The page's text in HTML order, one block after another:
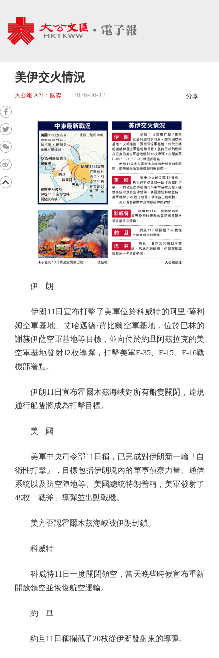
美伊交火情況
大公報 A21：國際 2026-06-12 分享
伊 朗
伊朗11日宣布打擊了美軍位於科威特的阿里·薩利
姆空軍基地、艾哈邁德·賈比爾空軍基地，位於巴林的
謝赫伊薩空軍基地等目標，並向位於約旦阿茲拉克的美
空軍基地發射12枚導彈，打擊美軍F-35、F-15、F-16戰
機部署點。
伊朗11日宣布霍爾木茲海峽對所有船隻關閉，違規
通行船隻將成為打擊目標。
美 國
美軍中央司令部11日稱，已完成對伊朗新一輪「自
衛性打擊」，目標包括伊朗境內的軍事偵察力量、通信
系統以及防空陣地等。美國總統特朗普稱，美軍發射了
49枚「戰斧」導彈並出動戰機。
美方否認霍爾木茲海峽被伊朗封鎖。
科威特
科威特11日一度關閉領空，當天晚些時候宣布重新
開放領空並恢復航空運輸。
約 旦
約旦11日稱攔截了20枚從伊朗發射來的導彈。